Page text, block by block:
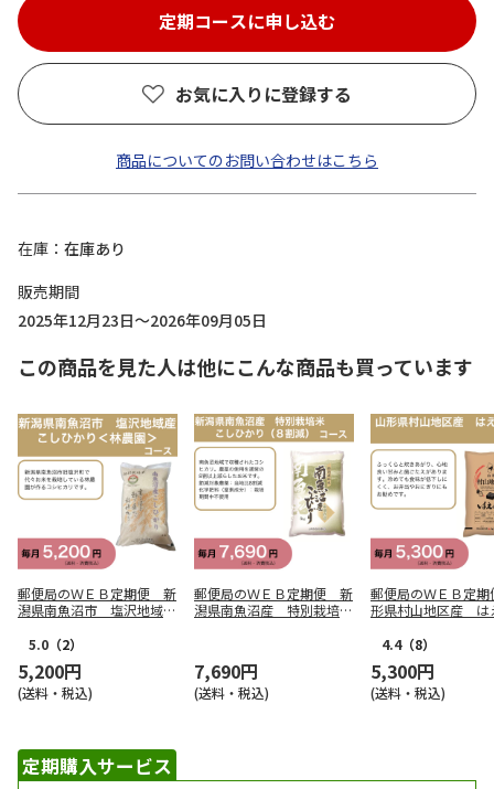
お気に入りに登録する
商品についてのお問い合わせはこちら
在庫
在庫あり
販売期間
2025年12月23日～2026年09月05日
この商品を見た人は他にこんな商品も買っています
郵便局のＷＥＢ定期便 新
潟県南魚沼市 塩沢地域産
ス5.0 （2）
5,200円
(送料・税込)
郵便局のＷＥＢ定期便 新
潟県南魚沼産 特別栽培
7,690円
(送料・税込)
郵便局のＷＥＢ定
形県村山地区産 は
4.4（8）
5,300円
(送料・税込)
定期購入サービス